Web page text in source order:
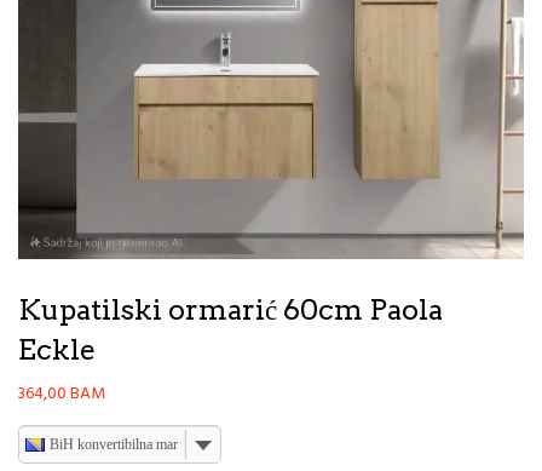
Kupatilski ormarić 60cm Paola
Eckle
364,00BAM
BiH konvertibilna marka